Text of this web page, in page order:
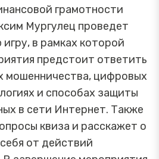
грамотности
Мургулец проведет
в рамках которой
предстоит ответить
мошенничества, цифровых
и способах защиты
в сети Интернет. Также
квиза и расскажет о
от действий